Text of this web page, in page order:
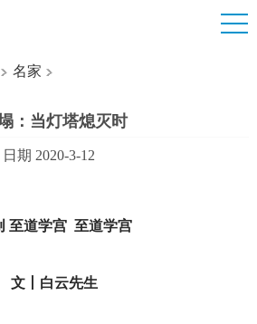
名家
：当灯塔熄灭时
日期 2020-3-12
至道学宫 至道学宫
文丨白云先生